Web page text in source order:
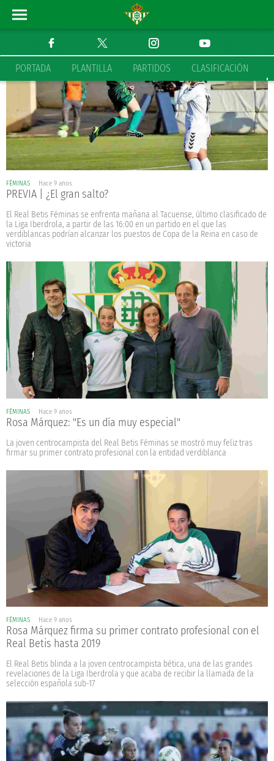
PORTADA PLANTILLA PARTIDOS CLASIFICACIÓN
FÉMINAS Hace 9 años
PREVIA | ¿El gran salto?
El Real Betis Féminas se enfrenta mañana al Tacuense, último clasificado de
la Liga Iberdrola, a partir de las 16:00 en un partido en el que las
verdiblancas podrían alcanzar los puestos de Copa de la Reina en caso de
victoria
FÉMINAS Hace 9 años
Rosa Márquez: "Es un día muy especial"
La joven centrocampista del Real Betis Féminas se mostró muy feliz tras
firmar su primer contrato profesional con la entidad verdiblanca
FÉMINAS Hace 9 años
Rosa Márquez firma su primer contrato profesional con el
Real Betis hasta 2019
El Real Betis blinda a la joven centrocampista bética, una de las grandes
revelaciones de la Liga Iberdrola y que acaba de recibir la llamada de la
selección española sub-17